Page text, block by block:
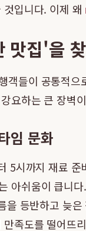
입니다. 이제 왜
맛집'을
객들이 공통적
요하는 큰 장
임 문화
5시까지 재료
아쉬움이 큽니
등반하고 늦
족도를 떨어뜨